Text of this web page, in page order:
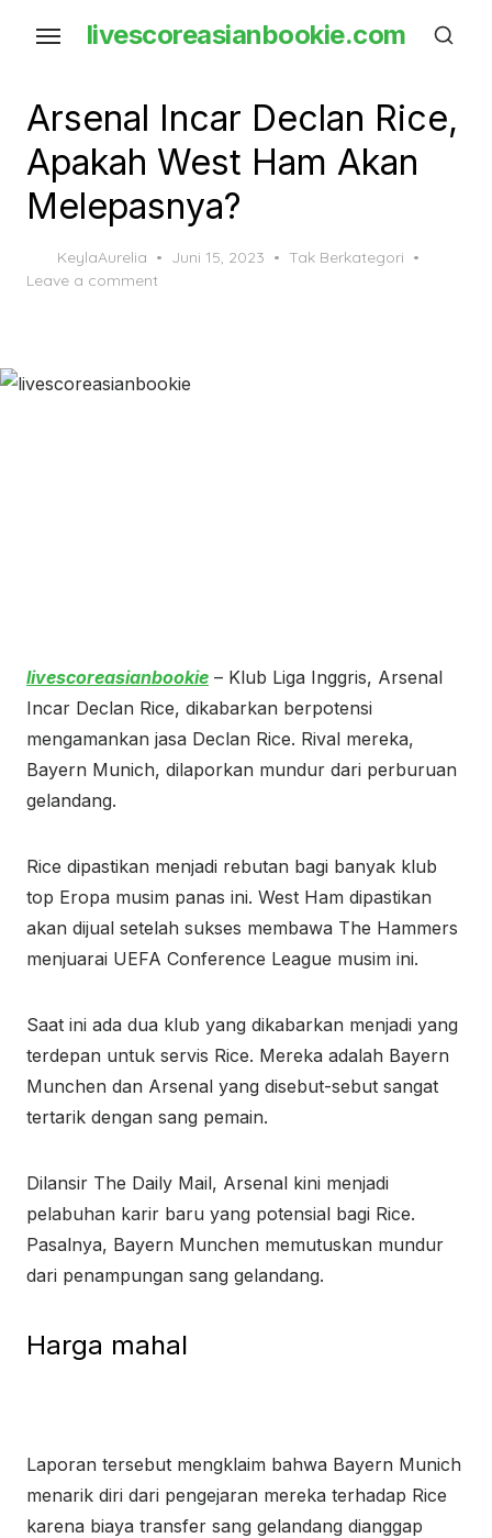
content
livescoreasianbookie.com
Arsenal Incar Declan Rice,
Apakah West Ham Akan
Melepasnya?
KeylaAurelia
Posted
Juni 15, 2023
Tak Berkategori
Leave a comment
livescoreasianbookie – Klub Liga Inggris, Arsenal
Incar Declan Rice, dikabarkan berpotensi
mengamankan jasa Declan Rice. Rival mereka,
Bayern Munich, dilaporkan mundur dari perburuan
gelandang.
Rice dipastikan menjadi rebutan bagi banyak klub
top Eropa musim panas ini. West Ham dipastikan
akan dijual setelah sukses membawa The Hammers
menjuarai UEFA Conference League musim ini.
Saat ini ada dua klub yang dikabarkan menjadi yang
terdepan untuk servis Rice. Mereka adalah Bayern
Munchen dan Arsenal yang disebut-sebut sangat
tertarik dengan sang pemain.
Dilansir The Daily Mail, Arsenal kini menjadi
pelabuhan karir baru yang potensial bagi Rice.
Pasalnya, Bayern Munchen memutuskan mundur
dari penampungan sang gelandang.
Harga mahal
Laporan tersebut mengklaim bahwa Bayern Munich
menarik diri dari pengejaran mereka terhadap Rice
karena biaya transfer sang gelandang dianggap